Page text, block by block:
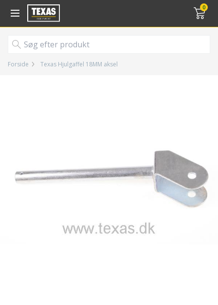
0
Gå til kurv (
Forside Texas Hjulgaffel 18MM aksel